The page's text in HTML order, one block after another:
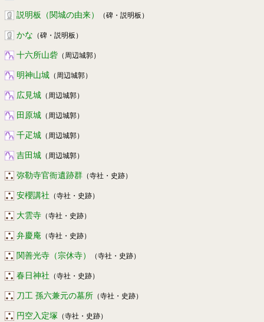
説明板（関城の由来） （碑・説明板）
かな （碑・説明板）
十六所山砦 （周辺城郭）
明神山城 （周辺城郭）
広見城 （周辺城郭）
田原城 （周辺城郭）
千疋城 （周辺城郭）
吉田城 （周辺城郭）
弥勒寺官衙遺跡群 （寺社・史跡）
安櫻講社 （寺社・史跡）
大雲寺 （寺社・史跡）
弁慶庵 （寺社・史跡）
関善光寺（宗休寺） （寺社・史跡）
春日神社 （寺社・史跡）
刀工 孫六兼元の墓所 （寺社・史跡）
円空入定塚 （寺社・史跡）